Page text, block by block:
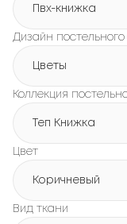
Пвх-книжка
Дизайн постельного
Цветы
Коллекция
Теп Книжка
Цвет
Коричневый
Вид ткани